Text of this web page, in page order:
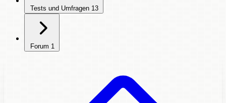
Tests und Umfragen 13
Forum 1